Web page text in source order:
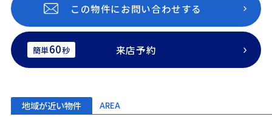
この物件にお問い合わせする
簡単60秒 来店予約
地域が近い物件 AREA